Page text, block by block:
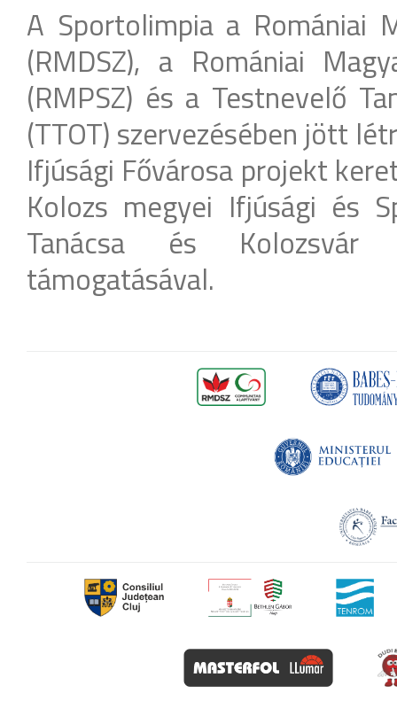
A Sportolimpia a Romániai
(RMDSZ), a Romániai
(RMPSZ) és a Testnevelő
(TTOT) szervezésében jött
Ifjúsági Fővárosa projekt
Kolozs megyei Ifjúsági és
Tanácsa és Kolozsvár
támogatásával.